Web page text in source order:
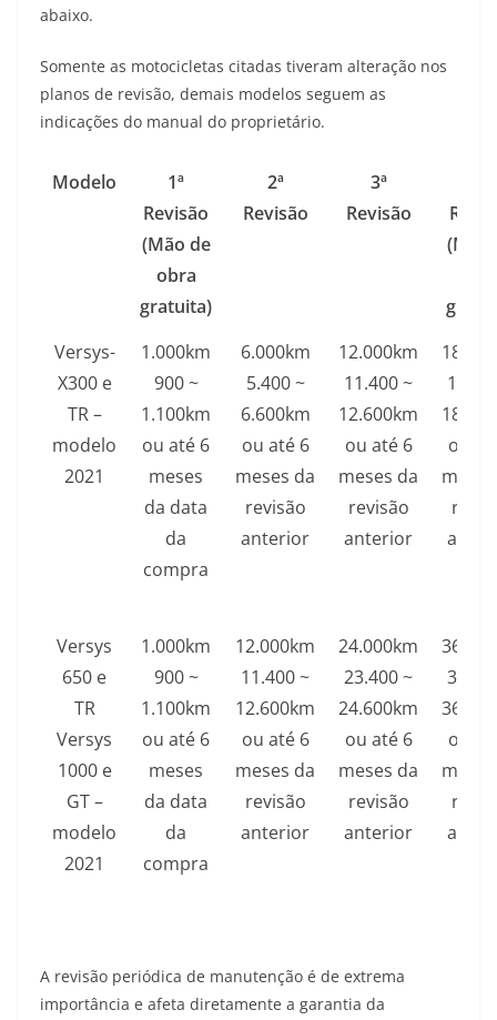
abaixo.
Somente as motocicletas citadas tiveram alteração nos
planos de revisão, demais modelos seguem as
indicações do manual do proprietário.
Modelo
1ª
Revisão
(Mão de
obra
gratuita)
2ª
Revisão
3ª
Revisão
(Mão
Versys-
X300 e
TR –
modelo
2021
1.000km
900 ~
1.100km
ou até 6
meses
da data
da
compra
6.000km
5.400 ~
6.600km
ou até 6
meses da
revisão
anterior
12.000km
11.400 ~
12.600km
ou até 6
meses da
revisão
anterior
ou
Versys
650 e
TR
Versys
1000 e
GT –
modelo
2021
1.000km
900 ~
1.100km
ou até 6
meses
da data
da
compra
12.000km
11.400 ~
12.600km
ou até 6
meses da
revisão
anterior
24.000km
23.400 ~
24.600km
ou até 6
meses da
revisão
anterior
ou
A revisão periódica de manutenção é de extrema
importância e afeta diretamente a garantia da